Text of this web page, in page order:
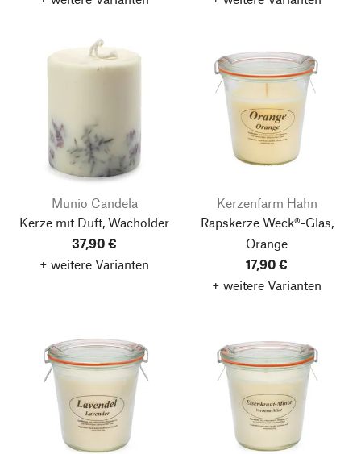
Munio Candela
Kerze mit Duft, Wacholder
37,90 €
+ weitere Varianten
Kerzenfarm Hahn
Rapskerze Weck®-Glas,
Orange
17,90 €
+ weitere Varianten